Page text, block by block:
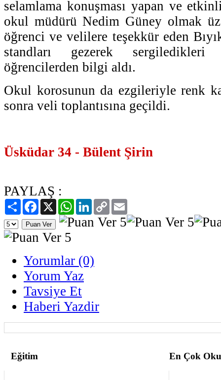
selamlama konuşması yapan ve
okul müdürü Nedim Güney olmak
öğrenci ve velilere teşekkür eden
standları gezerek sergiledikleri
öğrencilerden bilgi aldı.
Okul korosunun da ezgileriyle renk
sonra veli toplantısına geçildi.
Üsküdar 34 - Bülent Şirin
PAYLAŞ :
PaylaşFacebook
X WhatsAppLinkedIn
Copy
Link
Yorumlar (0)
Yorum Yaz
Tavsiye Et
Haberi Yazdir
Eğitim En Çok